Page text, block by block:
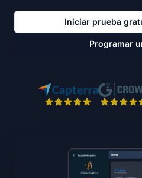
Iniciar prueba
Programar